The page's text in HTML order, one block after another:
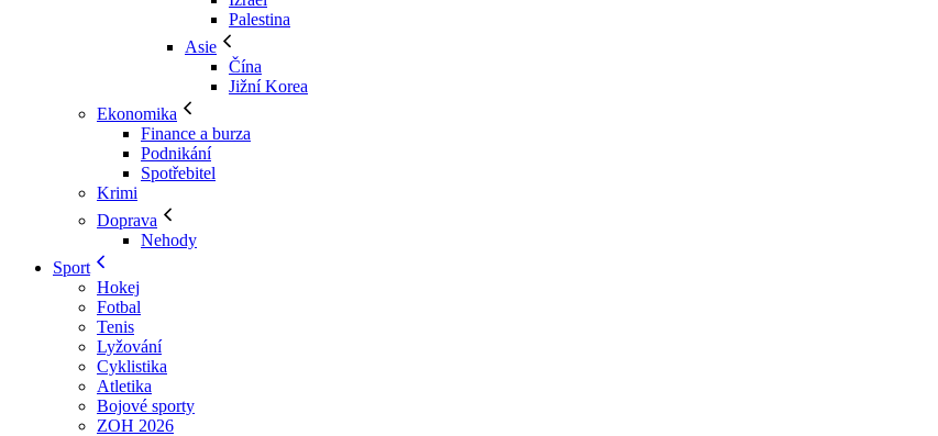
Palestina
Asie
Čína
Jižní Korea
Ekonomika
Finance a burza
Podnikání
Spotřebitel
Krimi
Doprava
Nehody
Sport
Hokej
Fotbal
Tenis
Lyžování
Cyklistika
Atletika
Bojové sporty
ZOH 2026